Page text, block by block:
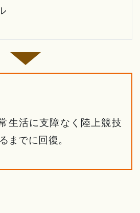
生活に支障なく陸上競技
までに回復。